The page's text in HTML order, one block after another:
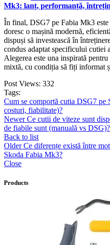
Mk3: lanț, performanță,
În final, DSG7 pe Fabia Mk3
doresc o mașină modernă,
dispuși să investească în
condus adaptat specificului cutiei
Alegerea este una inspirată
mixtă, cu condiția să fiți informat
Post Views: 332
Tags:
Cum se comportă cutia DSG7 pe
costuri, fiabilitate)?
Newer Ce cutii de viteze sunt
de fiabile sunt (manuală vs DSG)?
Back to list
Older Ce diferențe există între
Skoda Fabia Mk3?
Close
Products